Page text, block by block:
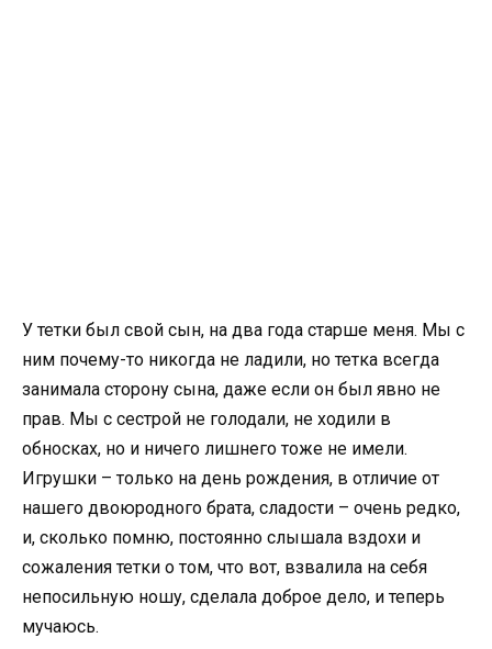
У тетки был свой сын, на два года старше меня. Мы с
ним почему-то никогда не ладили, но тетка всегда
занимала сторону сына, даже если он был явно не
прав. Мы с сестрой не голодали, не ходили в
обносках, но и ничего лишнего тоже не имели.
Игрушки – только на день рождения, в отличие от
нашего двоюродного брата, сладости – очень редко,
и, сколько помню, постоянно слышала вздохи и
сожаления тетки о том, что вот, взвалила на себя
непосильную ношу, сделала доброе дело, и теперь
мучаюсь.